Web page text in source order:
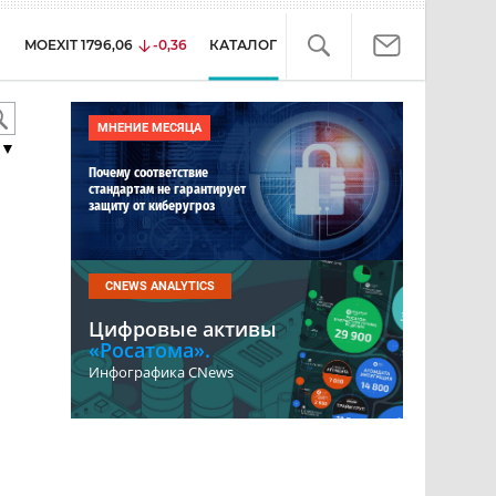
MOEXIT 1796,06 -0,36 КАТАЛОГ
▼
МНЕНИЕ МЕСЯЦА
Почему соответствие
стандартам не гарантирует
защиту от киберугроз
CNEWS ANALYTICS
Цифровые активы
«Росатома».
Инфографика CNews